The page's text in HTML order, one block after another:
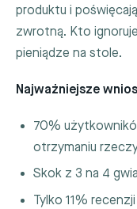
produktu i
zwrotną. Kto
pieniądze na stole.
Najważniejsze
70%
otrzymaniu
Skok z 3 na 4
Tylko 11%